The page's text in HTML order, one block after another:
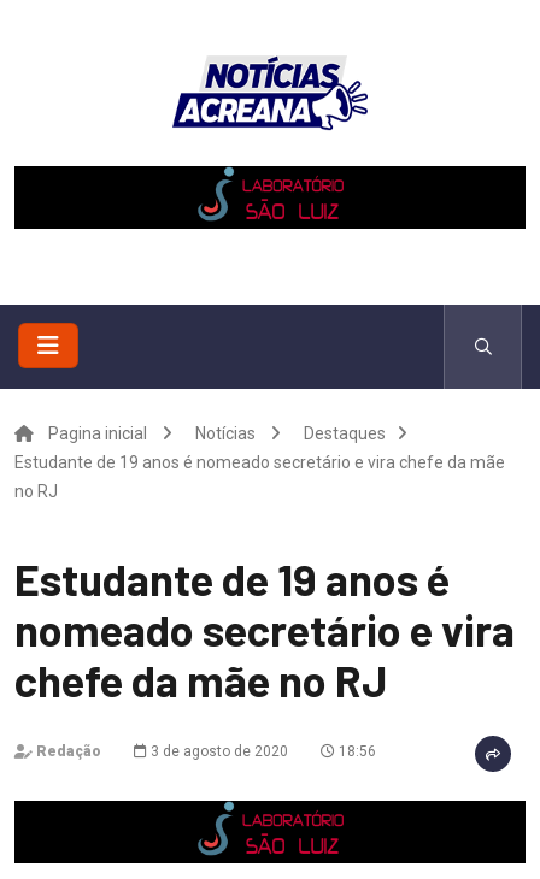
Pagina inicial Notícias
Destaques
Estudante de 19 anos é nomeado secretário e vira chefe da mãe
no RJ
Estudante de 19 anos é
nomeado secretário e vira
chefe da mãe no RJ
Redação 3 de agosto de 2020 18:56